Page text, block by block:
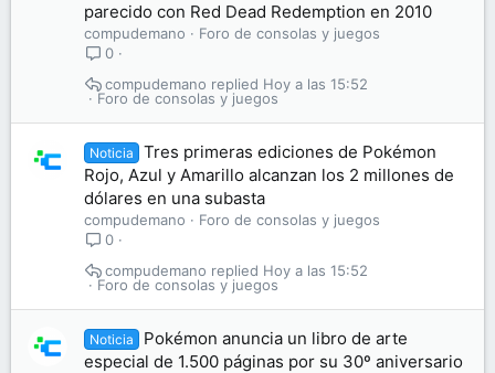
parecido con Red Dead Redemption en 2010
compudemano
Foro de consolas y juegos
0
Foro de consolas y juegos
Hoy a las 15:52
compudemano
Noticia
Tres primeras ediciones de Pokémon
Rojo, Azul y Amarillo alcanzan los 2 millones de
dólares en una subasta
compudemano
Foro de consolas y juegos
0
Foro de consolas y juegos
Hoy a las 15:52
compudemano
Noticia
Pokémon anuncia un libro de arte
especial de 1.500 páginas por su 30º aniversario